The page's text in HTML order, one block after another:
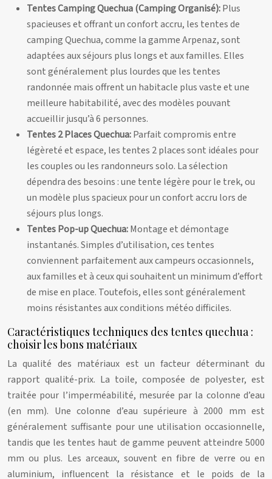
Tentes Camping Quechua (Camping Organisé):Plus
spacieuses et offrant un confort accru, les tentes de
camping Quechua, comme la gamme Arpenaz, sont
adaptées aux séjours plus longs et aux familles. Elles
sont généralement plus lourdes que les tentes
randonnée mais offrent un habitacle plus vaste et une
meilleure habitabilité, avec des modèles pouvant
accueillir jusqu’à 6 personnes.
Tentes 2 Places Quechua:Parfait compromis entre
légèreté et espace, les tentes 2 places sont idéales pour
les couples ou les randonneurs solo. La sélection
dépendra des besoins : une tente légère pour le trek, ou
un modèle plus spacieux pour un confort accru lors de
séjours plus longs.
Tentes Pop-up Quechua:Montage et démontage
instantanés. Simples d’utilisation, ces tentes
conviennent parfaitement aux campeurs occasionnels,
aux familles et à ceux qui souhaitent un minimum d’effort
de mise en place. Toutefois, elles sont généralement
moins résistantes aux conditions météo difficiles.
Caractéristiques techniques des tentes quechua :
choisir les bons matériaux
La qualité des matériaux est un facteur déterminant du
rapport qualité-prix. La toile, composée de polyester, est
traitée pour l’imperméabilité, mesurée par la colonne d’eau
(en mm). Une colonne d’eau supérieure à 2000 mm est
généralement suffisante pour une utilisation occasionnelle,
tandis que les tentes haut de gamme peuvent atteindre 5000
mm ou plus. Les arceaux, souvent en fibre de verre ou en
aluminium, influencent la résistance et le poids de la